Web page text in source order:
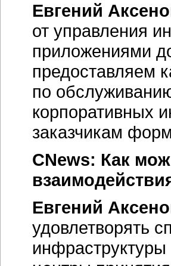
Евгений
от управления
приложениями
предоставляем
по
корпоративных
заказчикам
CNews: Как
Евгений
удовлетворять